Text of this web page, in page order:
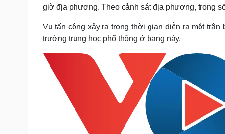
Sức khỏe
Dinh dưỡng - món ngon
Cây thuốc
Sản phụ khoa
Nhi khoa
Nam khoa
Làm đẹp - giảm cân
Phòng mạch online
Ăn sạch sống khỏe
Đời sống
Nhà đẹp
Blog
Tình yêu - Gia đình
giờ địa phương. Theo cảnh sát địa phương, trong
Vụ tấn công xảy ra trong thời gian diễn ra một
trường trung học phổ thông ở bang này.